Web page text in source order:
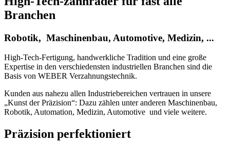
Branchen
Robotik, Maschinenbau, Automotive, Medizin, ...
High-Tech-Fertigung, handwerkliche Tradition und eine große
Expertise in den verschiedensten industriellen Branchen sind die
Basis von WEBER Verzahnungstechnik.
Kunden aus nahezu allen Industriebereichen vertrauen in unsere
„Kunst der Präzision“: Dazu zählen unter anderen Maschinenbau,
Robotik, Automation, Medizin, Automotive und viele weitere.
Präzision perfektioniert